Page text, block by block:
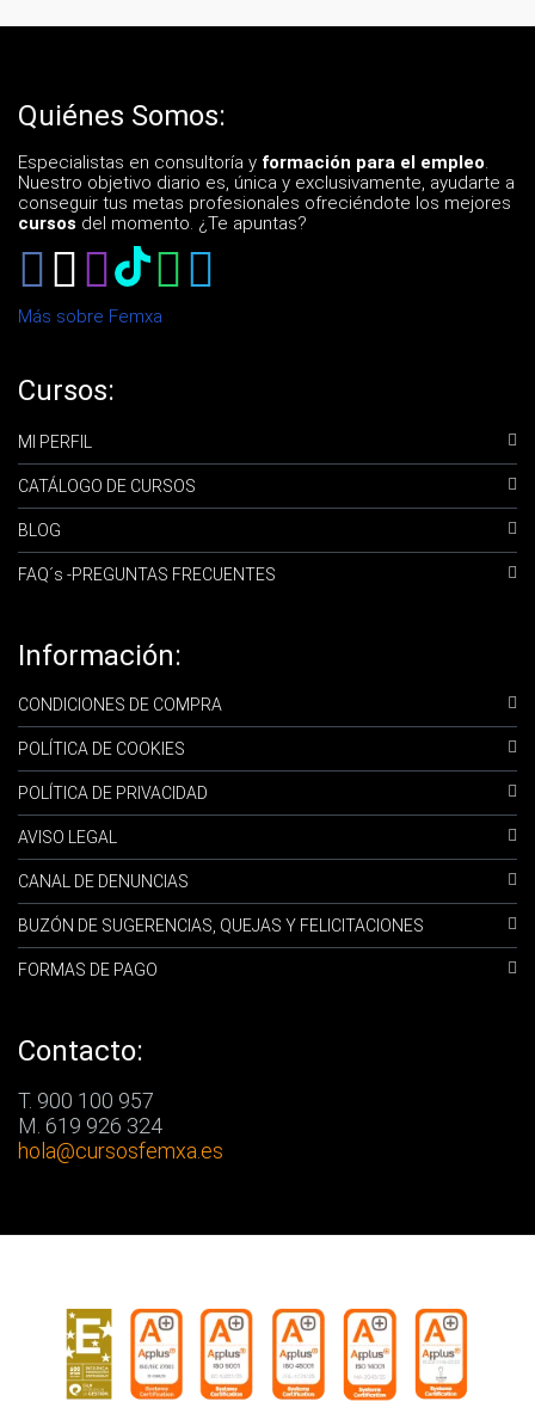
Quiénes Somos:
Especialistas en consultoría y formación para el empleo.
Nuestro objetivo diario es, única y exclusivamente, ayudarte a
conseguir tus metas profesionales ofreciéndote los mejores
cursos del momento. ¿Te apuntas?
Más sobre Femxa
Cursos:
MI PERFIL
CATÁLOGO DE CURSOS
BLOG
FAQ´s -PREGUNTAS FRECUENTES
Información:
CONDICIONES DE COMPRA
POLÍTICA DE COOKIES
POLÍTICA DE PRIVACIDAD
AVISO LEGAL
CANAL DE DENUNCIAS
BUZÓN DE SUGERENCIAS, QUEJAS Y FELICITACIONES
FORMAS DE PAGO
Contacto:
T. 900 100 957
M. 619 926 324
hola@cursosfemxa.es